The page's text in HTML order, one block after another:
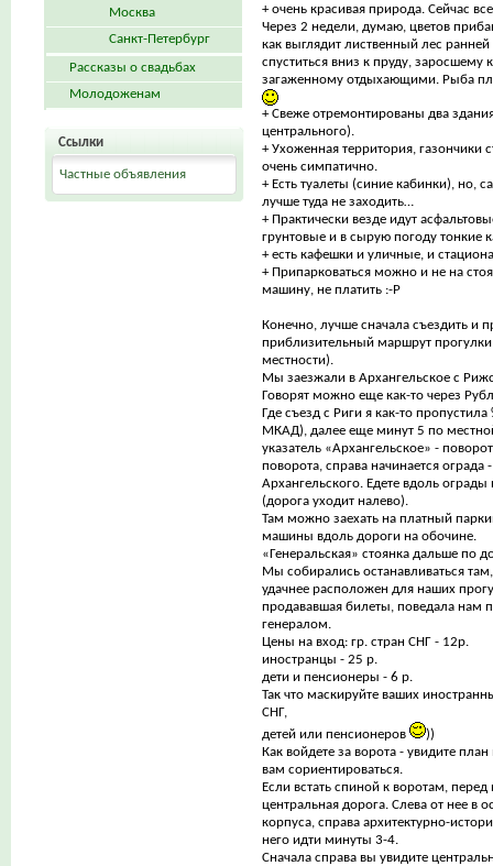
+ очень красивая природа. Сейчас
Через 2 недели, думаю, цветов
как выглядит лиственный лес
спуститься вниз к пруду, заросшему
загаженному отдыхающими. Рыба
+ Свеже отремонтированы два
центрального).
+ Ухоженная территория, газончики
очень симпатично.
+ Есть туалеты (синие кабинки), но,
лучше туда не заходить…
+ Практически везде идут
грунтовые и в сырую погоду тонкие
+ есть кафешки и уличные, и
+ Припарковаться можно и не на
машину, не платить :-Р
Конечно, лучше сначала съездить и
приблизительный маршрут
местности).
Мы заезжали в Архангельское с
Говорят можно еще как-то через
Где съезд с Риги я как-то
МКАД), далее еще минут 5 по
указатель «Архангельское» -
поворота, справа начинается ограда
Архангельского. Едете вдоль ограды
(дорога уходит налево).
Там можно заехать на платный
машины вдоль дороги на обочине.
«Генеральская» стоянка дальше по
Мы собирались останавливаться
удачнее расположен для наших
продававшая билеты, поведала нам
генералом.
Цены на вход: гр. стран СНГ - 12р.
иностранцы - 25 р.
дети и пенсионеры - 6 р.
Так что маскируйте ваших
СНГ,
детей или пенсионеров
))
Как войдете за ворота - увидите
вам сориентироваться.
Если встать спиной к воротам, перед
центральная дорога. Слева от нее в
корпуса, справа архитектурно-
него идти минуты 3-4.
Сначала справа вы увидите
Москва
Санкт-Петербург
Рассказы о свадьбах
Молодоженам
Ссылки
Частные объявления